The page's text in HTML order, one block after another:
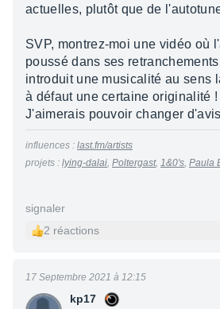
actuelles, plutôt que de
SVP, montrez-moi une vidéo où
poussé dans ses
introduit une musicalité au sens
à défaut une certaine originalité !
J'aimerais pouvoir changer
influences : last.fm/artists
projets : lying-dalai, Poltergast, 1&0's, Paula
signaler
2 réactions
kp17
17 Septembre 2021 à 12:15